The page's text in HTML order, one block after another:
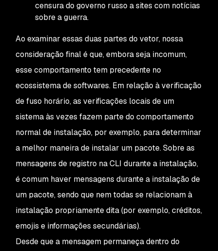
censura do governo russo a sites com notícias
sobre a guerra.
Ao examinar essas duas partes do vetor, nossa
consideração final é que, embora seja incomum,
esse comportamento tem precedente no
ecossistema de softwares. Em relação à verificação
de fuso horário, as verificações locais de um
sistema às vezes fazem parte do comportamento
normal de instalação, por exemplo, para determinar
a melhor maneira de instalar um pacote. Sobre as
mensagens de registro na CLI durante a instalação,
é comum haver mensagens durante a instalação de
um pacote, sendo que nem todas se relacionam à
instalação propriamente dita (por exemplo, créditos,
emojis e informações secundárias).
Desde que a mensagem permaneça dentro do